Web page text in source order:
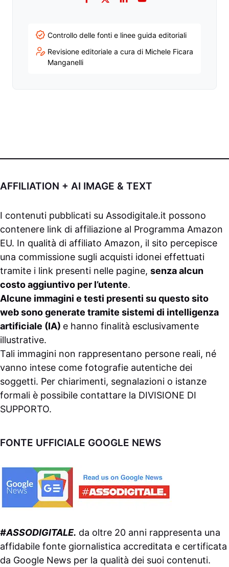
Facebook
TwitterLinkedInYouTube
Controllo delle fonti e linee guida editoriali
Revisione editoriale a cura di Michele Ficara
Manganelli
AFFILIATION + AI IMAGE & TEXT
I contenuti pubblicati su Assodigitale.it possono
contenere link di affiliazione al Programma Amazon
EU. In qualità di affiliato Amazon, il sito percepisce
una commissione sugli acquisti idonei effettuati
tramite i link presenti nelle pagine, senza alcun
costo aggiuntivo per l’utente.
Alcune immagini e testi presenti su questo sito
web sono generate tramite sistemi di intelligenza
artificiale (IA) e hanno finalità esclusivamente
illustrative.
Tali immagini non rappresentano persone reali, né
vanno intese come fotografie autentiche dei
soggetti. Per chiarimenti, segnalazioni o istanze
formali è possibile contattare la DIVISIONE DI
SUPPORTO.
FONTE UFFICIALE GOOGLE NEWS
#ASSODIGITALE. da oltre 20 anni rappresenta una
affidabile fonte giornalistica accreditata e certificata
da Google News per la qualità dei suoi contenuti.